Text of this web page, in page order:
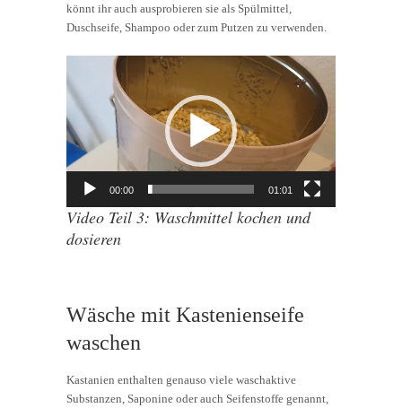
könnt ihr auch ausprobieren sie als Spülmittel,
Duschseife, Shampoo oder zum Putzen zu verwenden.
Player
00:00 01:01
Video Teil 3: Waschmittel kochen und
dosieren
Wäsche mit Kastenienseife
waschen
Kastanien enthalten genauso viele waschaktive
Substanzen, Saponine oder auch Seifenstoffe genannt,